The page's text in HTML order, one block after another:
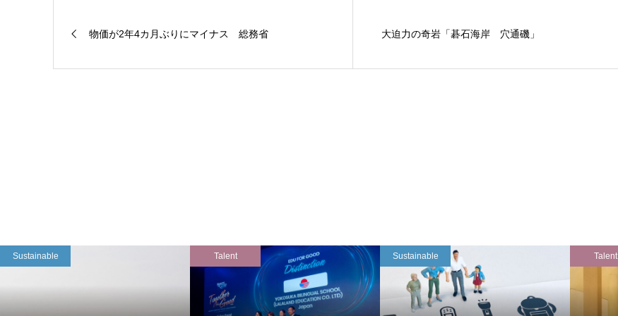
物価が2年4カ月ぶりにマイナス 総務省 大迫力の奇岩「碁石海岸 穴通磯」
Sustainable Talent Sustainable Talent